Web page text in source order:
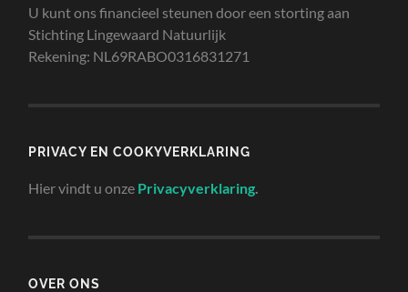
U kunt ons financieel steunen door een storting aan
Stichting Lingewaard Natuurlijk
Rekening: NL69RABO0316831271
PRIVACY EN COOKYVERKLARING
Hier vindt u onze Privacyverklaring.
OVER ONS